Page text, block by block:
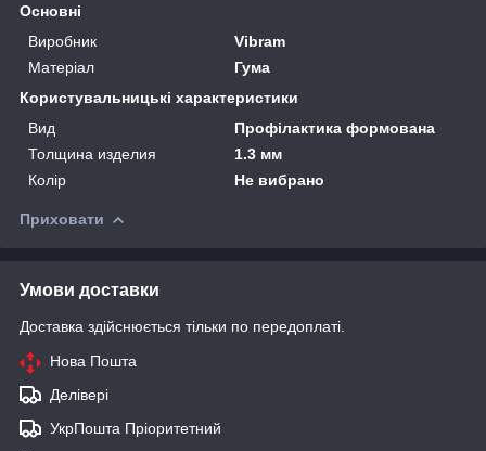
Основні
Виробник
Vibram
Матеріал
Гума
Користувальницькі характеристики
Вид
Профілактика формована
Толщина изделия
1.3 мм
Колір
Не вибрано
Приховати
Умови доставки
Доставка здійснюється тільки по передоплаті.
Нова Пошта
Делівері
УкрПошта Пріоритетний